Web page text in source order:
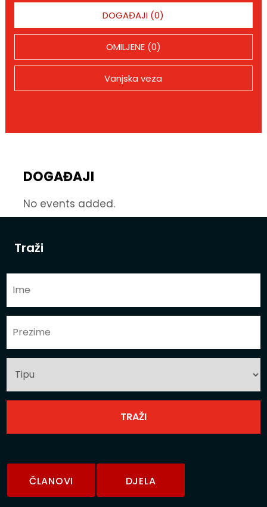
Traži
ČLANOVI DJELA
DOGAĐAJI (0)
OMILJENE (0)
Vanjska veza
DOGAĐAJI
No events added.